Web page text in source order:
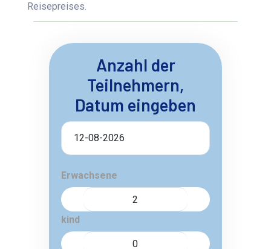
Reisepreises.
Anzahl der
Teilnehmern,
Datum eingeben
Erwachsene
kind